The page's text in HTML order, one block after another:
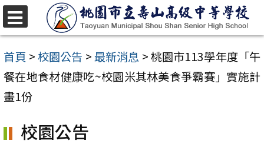
跳
至
主
要
內
區
首頁 >校園公告 >最新消息 >桃園市113學年度「午
餐在地食材健康吃~校園米其林美食爭霸賽」實施計
畫1份
校園公告
選
單